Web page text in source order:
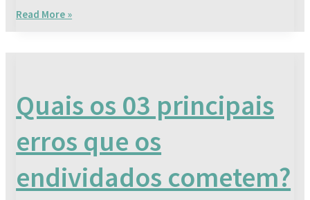
Read More »
Quais os 03 principais
erros que os
endividados cometem?
03
principais
erros
que
os
endividados